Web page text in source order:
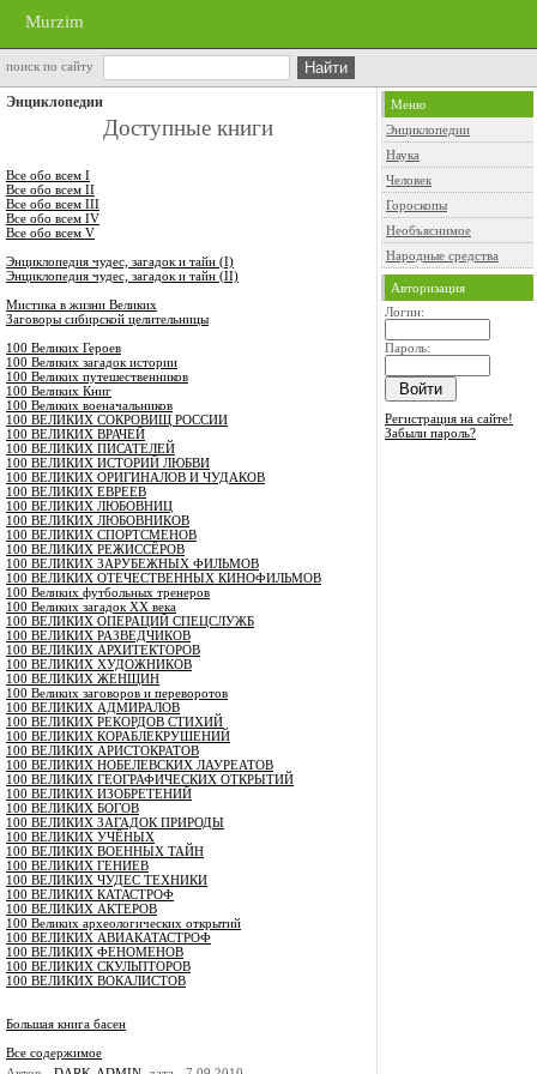
Murzim
поиск по сайту
Энциклопедии
Доступные книги
Все обо всем I
Все обо всем II
Все обо всем III
Все обо всем IV
Все обо всем V
Энциклопедия чудес, загадок и тайн (I)
Энциклопедия чудес, загадок и тайн (II)
Мистика в жизни Великих
Заговоры сибирской целительницы
100 Великих Героев
100 Великих загадок истории
100 Великих путешественников
100 Великих Книг
100 Великих военачальников
100 ВЕЛИКИХ СОКРОВИЩ РОССИИ
100 ВЕЛИКИХ ВРАЧЕЙ
100 ВЕЛИКИХ ПИСАТЕЛЕЙ
100 ВЕЛИКИХ ИСТОРИЙ ЛЮБВИ
100 ВЕЛИКИХ ОРИГИНАЛОВ И ЧУДАКОВ
100 ВЕЛИКИХ ЕВРЕЕВ
100 ВЕЛИКИХ ЛЮБОВНИЦ
100 ВЕЛИКИХ ЛЮБОВНИКОВ
100 ВЕЛИКИХ СПОРТСМЕНОВ
100 ВЕЛИКИХ РЕЖИССЁРОВ
100 ВЕЛИКИХ ЗАРУБЕЖНЫХ ФИЛЬМОВ
100 ВЕЛИКИХ ОТЕЧЕСТВЕННЫХ КИНОФИЛЬМОВ
100 Великих футбольных тренеров
100 Великих загадок XX века
100 ВЕЛИКИХ ОПЕРАЦИЙ СПЕЦСЛУЖБ
100 ВЕЛИКИХ РАЗВЕДЧИКОВ
100 ВЕЛИКИХ АРХИТЕКТОРОВ
100 ВЕЛИКИХ ХУДОЖНИКОВ
100 ВЕЛИКИХ ЖЕНЩИН
100 Великих заговоров и переворотов
100 ВЕЛИКИХ АДМИРАЛОВ
100 ВЕЛИКИХ РЕКОРДОВ СТИХИЙ
100 ВЕЛИКИХ КОРАБЛЕКРУШЕНИЙ
100 ВЕЛИКИХ АРИСТОКРАТОВ
100 ВЕЛИКИХ НОБЕЛЕВСКИХ ЛАУРЕАТОВ
100 ВЕЛИКИХ ГЕОГРАФИЧЕСКИХ ОТКРЫТИЙ
100 ВЕЛИКИХ ИЗОБРЕТЕНИЙ
100 ВЕЛИКИХ БОГОВ
100 ВЕЛИКИХ ЗАГАДОК ПРИРОДЫ
100 ВЕЛИКИХ УЧЁНЫХ
100 ВЕЛИКИХ ВОЕННЫХ ТАЙН
100 ВЕЛИКИХ ГЕНИЕВ
100 ВЕЛИКИХ ЧУДЕС ТЕХНИКИ
100 ВЕЛИКИХ КАТАСТРОФ
100 ВЕЛИКИХ АКТЕРОВ
100 Великих археологических открытий
100 ВЕЛИКИХ АВИАКАТАСТРОФ
100 ВЕЛИКИХ ФЕНОМЕНОВ
100 ВЕЛИКИХ СКУЛЬПТОРОВ
100 ВЕЛИКИХ ВОКАЛИСТОВ
Большая книга басен
Все содержимое
Меню
Энциклопедии
Наука
Человек
Гороскопы
Необъяснимое
Народные средства
Авторизация
Логин:
Пароль:
Регистрация на сайте!
Забыли пароль?